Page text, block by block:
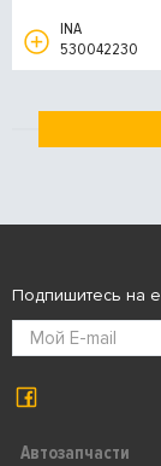
INA
530042230
Автозапчасти
Подпишитесь на